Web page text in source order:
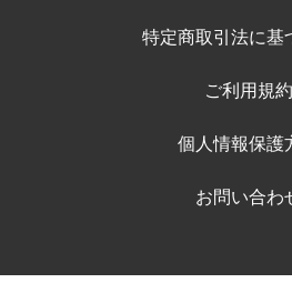
特定商取引法に基
ご利用規約
個人情報保護
お問い合わ